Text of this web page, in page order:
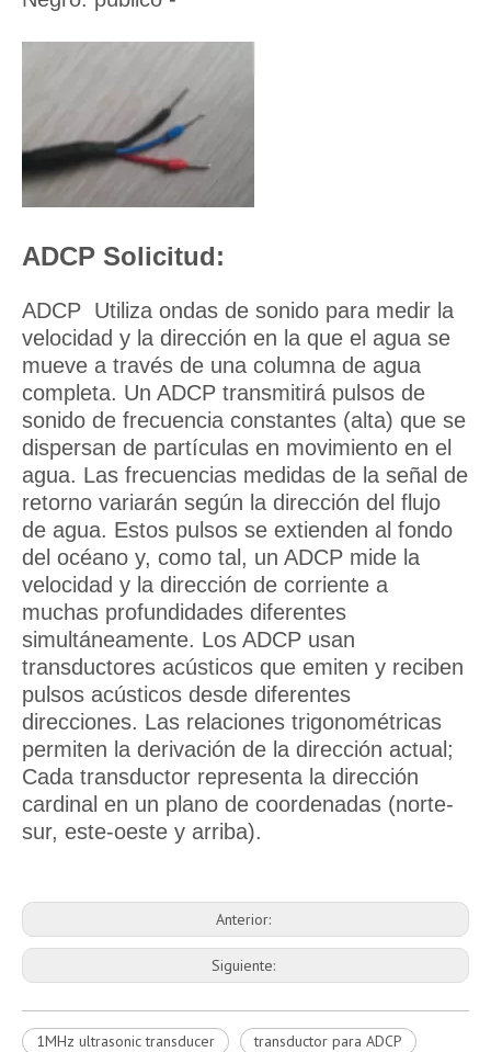
ADCP Solicitud:
ADCP Utiliza ondas de sonido para medir la
velocidad y la dirección en la que el agua se
mueve a través de una columna de agua
completa. Un ADCP transmitirá pulsos de
sonido de frecuencia constantes (alta) que se
dispersan de partículas en movimiento en el
agua. Las frecuencias medidas de la señal de
retorno variarán según la dirección del flujo
de agua. Estos pulsos se extienden al fondo
del océano y, como tal, un ADCP mide la
velocidad y la dirección de corriente a
muchas profundidades diferentes
simultáneamente. Los ADCP usan
transductores acústicos que emiten y reciben
pulsos acústicos desde diferentes
direcciones. Las relaciones trigonométricas
permiten la derivación de la dirección actual;
Cada transductor representa la dirección
cardinal en un plano de coordenadas (norte-
sur, este-oeste y arriba).
Anterior:
Siguiente:
1MHz ultrasonic transducer
transductor para ADCP